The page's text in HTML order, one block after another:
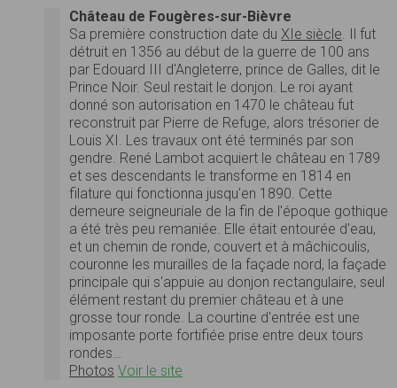
Château de Fougères-sur-Bièvre
Sa première construction date du XIe siècle. Il fut
détruit en 1356 au début de la guerre de 100 ans
par Edouard III d'Angleterre, prince de Galles, dit le
Prince Noir. Seul restait le donjon. Le roi ayant
donné son autorisation en 1470 le château fut
reconstruit par Pierre de Refuge, alors trésorier de
Louis XI. Les travaux ont été terminés par son
gendre. René Lambot acquiert le château en 1789
et ses descendants le transforme en 1814 en
filature qui fonctionna jusqu'en 1890. Cette
demeure seigneuriale de la fin de l'époque gothique
a été très peu remaniée. Elle était entourée d'eau,
et un chemin de ronde, couvert et à mâchicoulis,
couronne les murailles de la façade nord, la façade
principale qui s'appuie au donjon rectangulaire, seul
élément restant du premier château et à une
grosse tour ronde. La courtine d'entrée est une
imposante porte fortifiée prise entre deux tours
rondes…
Photos Voir le site